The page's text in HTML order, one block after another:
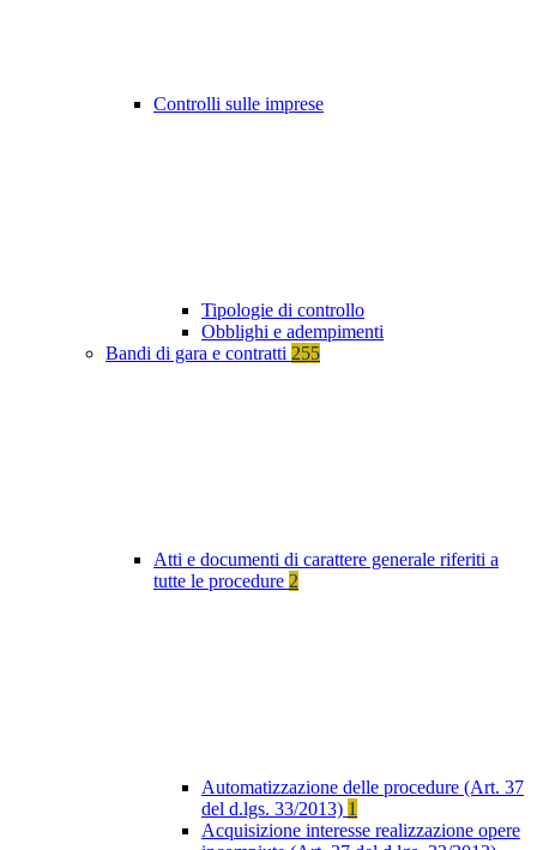
Controlli sulle imprese
Tipologie di controllo
Obblighi e adempimenti
Bandi di gara e contratti 255
Atti e documenti di carattere generale riferiti a
tutte le procedure 2
Automatizzazione delle procedure (Art. 37
del d.lgs. 33/2013) 1
Acquisizione interesse realizzazione opere